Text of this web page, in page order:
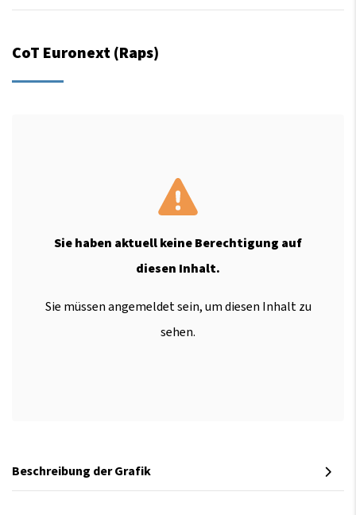
CoT Euronext (Raps)
Sie haben aktuell keine Berechtigung auf
diesen Inhalt.
Sie müssen angemeldet sein, um diesen Inhalt zu
sehen.
Beschreibung der Grafik